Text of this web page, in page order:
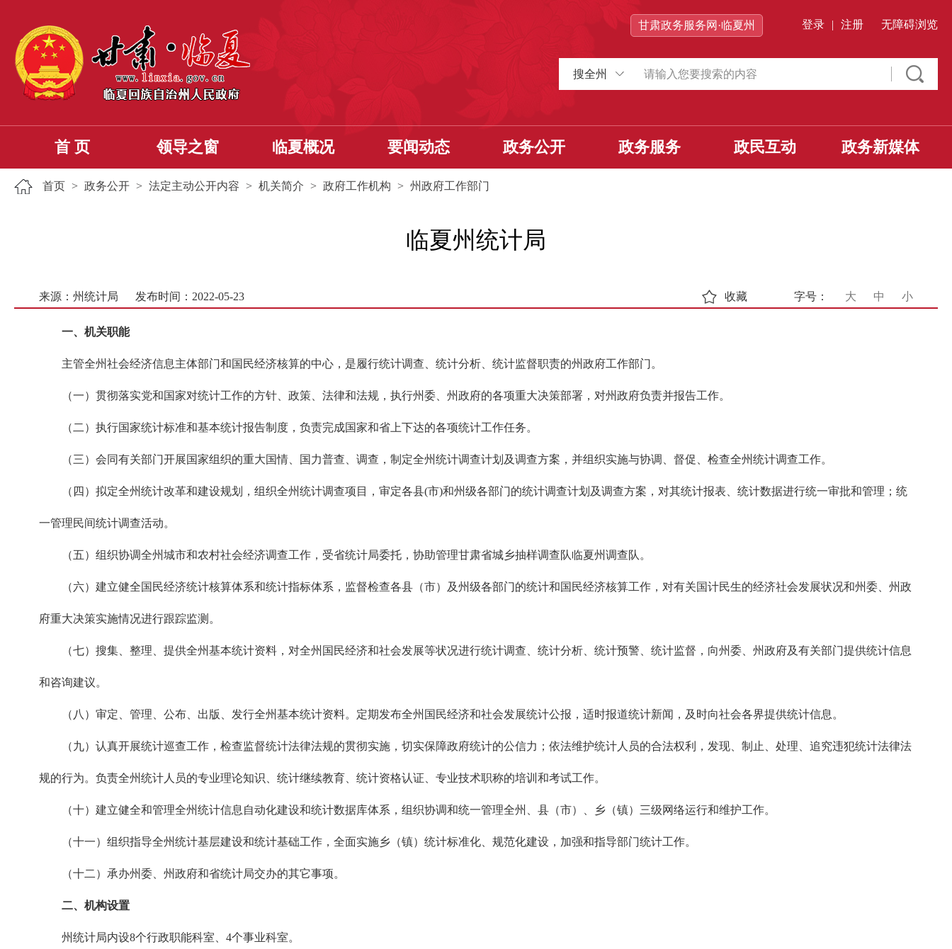
甘肃政务服务网·临夏州 登录 | 注册 无障碍浏览
搜全州
首 页 领导之窗 临夏概况 要闻动态 政务公开 政务服务 政民互动 政务新媒体
首页 > 政务公开 > 法定主动公开内容 > 机关简介 > 政府工作机构 > 州政府工作部门
临夏州统计局
来源：州统计局 发布时间：2022-05-23 字号： 大 中 小
收藏
一、机关职能
主管全州社会经济信息主体部门和国民经济核算的中心，是履行统计调查、统计分析、统计监督职责的州政府工作部门。
（一）贯彻落实党和国家对统计工作的方针、政策、法律和法规，执行州委、州政府的各项重大决策部署，对州政府负责并报告工作。
（二）执行国家统计标准和基本统计报告制度，负责完成国家和省上下达的各项统计工作任务。
（三）会同有关部门开展国家组织的重大国情、国力普查、调查，制定全州统计调查计划及调查方案，并组织实施与协调、督促、检查全州统计调查工作。
（四）拟定全州统计改革和建设规划，组织全州统计调查项目，审定各县(市)和州级各部门的统计调查计划及调查方案，对其统计报表、统计数据进行统一审批和管理；统
一管理民间统计调查活动。
（五）组织协调全州城市和农村社会经济调查工作，受省统计局委托，协助管理甘肃省城乡抽样调查队临夏州调查队。
（六）建立健全国民经济统计核算体系和统计指标体系，监督检查各县（市）及州级各部门的统计和国民经济核算工作，对有关国计民生的经济社会发展状况和州委、州政
府重大决策实施情况进行跟踪监测。
（七）搜集、整理、提供全州基本统计资料，对全州国民经济和社会发展等状况进行统计调查、统计分析、统计预警、统计监督，向州委、州政府及有关部门提供统计信息
和咨询建议。
（八）审定、管理、公布、出版、发行全州基本统计资料。定期发布全州国民经济和社会发展统计公报，适时报道统计新闻，及时向社会各界提供统计信息。
（九）认真开展统计巡查工作，检查监督统计法律法规的贯彻实施，切实保障政府统计的公信力；依法维护统计人员的合法权利，发现、制止、处理、追究违犯统计法律法
规的行为。负责全州统计人员的专业理论知识、统计继续教育、统计资格认证、专业技术职称的培训和考试工作。
（十）建立健全和管理全州统计信息自动化建设和统计数据库体系，组织协调和统一管理全州、县（市）、乡（镇）三级网络运行和维护工作。
（十一）组织指导全州统计基层建设和统计基础工作，全面实施乡（镇）统计标准化、规范化建设，加强和指导部门统计工作。
（十二）承办州委、州政府和省统计局交办的其它事项。
二、机构设置
州统计局内设8个行政职能科室、4个事业科室。